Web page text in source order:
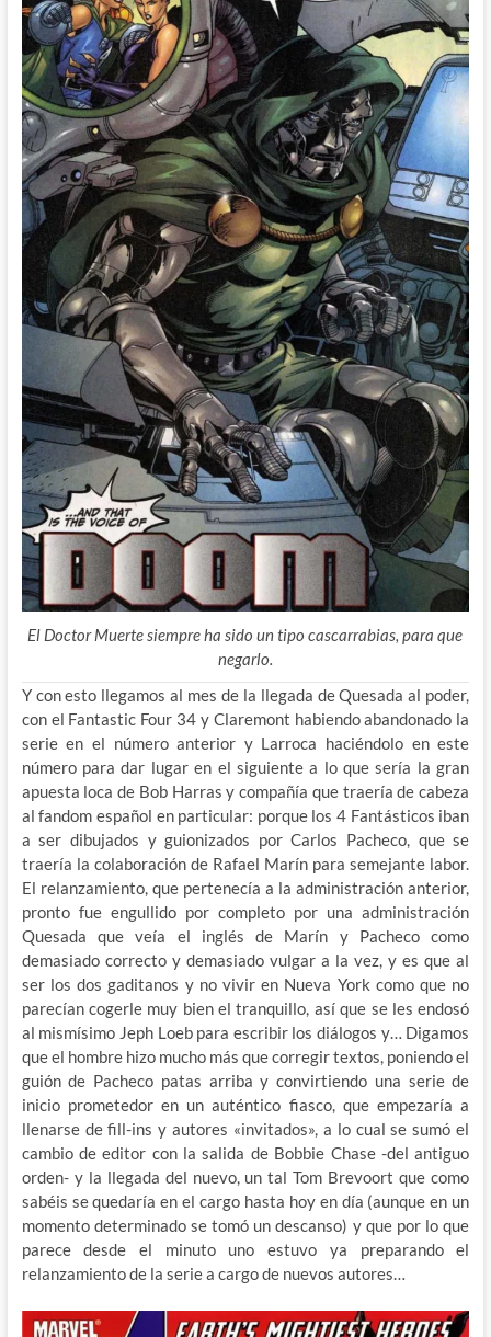
El Doctor Muerte siempre ha sido un tipo cascarrabias, para que
negarlo.
Y con esto llegamos al mes de la llegada de Quesada al poder,
con el Fantastic Four 34 y Claremont habiendo abandonado la
serie en el número anterior y Larroca haciéndolo en este
número para dar lugar en el siguiente a lo que sería la gran
apuesta loca de Bob Harras y compañía que traería de cabeza
al fandom español en particular: porque los 4 Fantásticos iban
a ser dibujados y guionizados por Carlos Pacheco, que se
traería la colaboración de Rafael Marín para semejante labor.
El relanzamiento, que pertenecía a la administración anterior,
pronto fue engullido por completo por una administración
Quesada que veía el inglés de Marín y Pacheco como
demasiado correcto y demasiado vulgar a la vez, y es que al
ser los dos gaditanos y no vivir en Nueva York como que no
parecían cogerle muy bien el tranquillo, así que se les endosó
al mismísimo Jeph Loeb para escribir los diálogos y… Digamos
que el hombre hizo mucho más que corregir textos, poniendo el
guión de Pacheco patas arriba y convirtiendo una serie de
inicio prometedor en un auténtico fiasco, que empezaría a
llenarse de fill-ins y autores «invitados», a lo cual se sumó el
cambio de editor con la salida de Bobbie Chase -del antiguo
orden- y la llegada del nuevo, un tal Tom Brevoort que como
sabéis se quedaría en el cargo hasta hoy en día (aunque en un
momento determinado se tomó un descanso) y que por lo que
parece desde el minuto uno estuvo ya preparando el
relanzamiento de la serie a cargo de nuevos autores…